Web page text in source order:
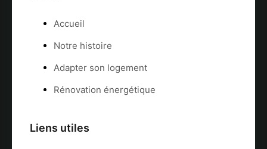
Accueil
Notre histoire
Adapter son logement
Rénovation énergétique
Liens utiles